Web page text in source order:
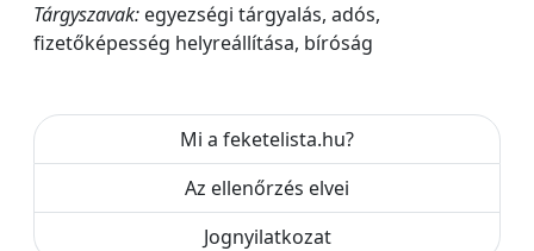
Tárgyszavak: egyezségi tárgyalás, adós,
fizetőképesség helyreállítása, bíróság
Mi a feketelista.hu?
Az ellenőrzés elvei
Jognyilatkozat